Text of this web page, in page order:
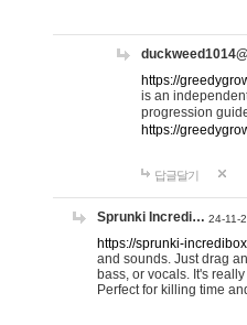
https://
is an
progression
https://
답글달기
Sprunki Incredi… 24-11-
https://sprunki-
and sounds. Just drag
bass, or vocals. It's
Perfect for killing time